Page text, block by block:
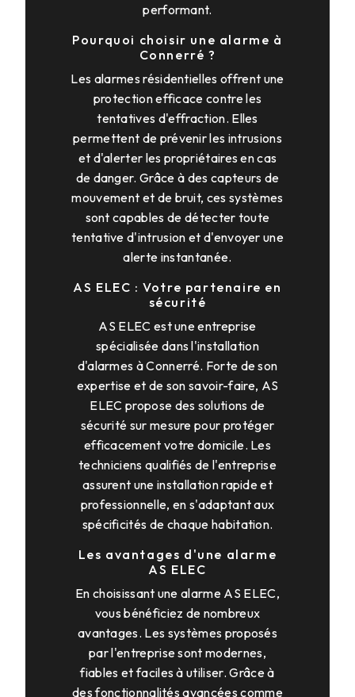
performant.
Pourquoi choisir une alarme à
Connerré ?
Les alarmes résidentielles offrent une
protection efficace contre les
tentatives d'effraction. Elles
permettent de prévenir les intrusions
et d'alerter les propriétaires en cas
de danger. Grâce à des capteurs de
mouvement et de bruit, ces systèmes
sont capables de détecter toute
tentative d'intrusion et d'envoyer une
alerte instantanée.
AS ELEC : Votre partenaire en
sécurité
AS ELEC est une entreprise
spécialisée dans l'installation
d'alarmes à Connerré. Forte de son
expertise et de son savoir-faire, AS
ELEC propose des solutions de
sécurité sur mesure pour protéger
efficacement votre domicile. Les
techniciens qualifiés de l'entreprise
assurent une installation rapide et
professionnelle, en s'adaptant aux
spécificités de chaque habitation.
Les avantages d'une alarme
AS ELEC
En choisissant une alarme AS ELEC,
vous bénéficiez de nombreux
avantages. Les systèmes proposés
par l'entreprise sont modernes,
fiables et faciles à utiliser. Grâce à
des fonctionnalités avancées comme